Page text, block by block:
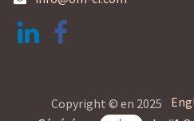
Copyright © en 2025